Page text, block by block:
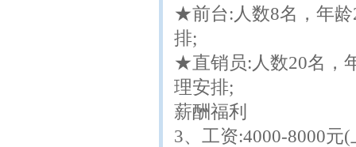
★前台:人数8名，年龄
排;
★直销员:人数20名，
理安排;
薪酬福利
3、工资:4000-8000元